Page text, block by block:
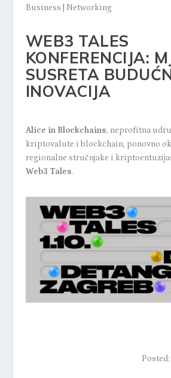
Business Networking
WEB3 TALES
KONFERENCIJA:
SUSRETA
INOVACIJA
Alice in Blockchains, neprofitna
kriptovalute i blockchain, ponovno
regionalne stručnjake i
Web3 Tales.